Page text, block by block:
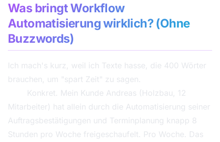
Was bringt Workflow
Automatisierung wirklich? (Ohne
Buzzwords)
Ich mach's kurz, weil ich Texte hasse, die 400 Wörter
brauchen, um "spart Zeit" zu sagen.
Konkret. Mein Kunde Andreas (Holzbau, 12
Mitarbeiter) hat allein durch die Automatisierung seiner
Auftragsbestätigungen und Terminplanung knapp 8
Stunden pro Woche freigeschaufelt. Pro Woche. Das